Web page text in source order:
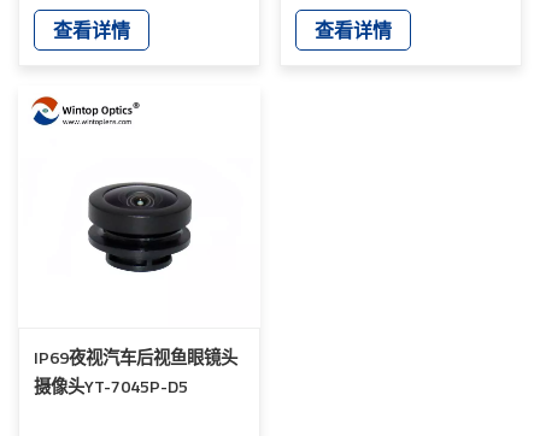
查看详情 查看详情
IP69夜视汽车后视鱼眼镜头
摄像头YT-7045P-D5